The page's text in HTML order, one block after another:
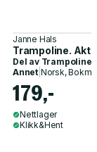
Janne Hals
Trampoline.
Del av Trampoline
Annet| Norsk,
179,-
Nettlager
Klikk&Hent